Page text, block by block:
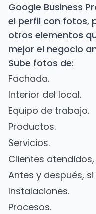
Google Business
el perfil con fotos,
otros elementos
mejor el negocio
Sube fotos de:
Fachada.
Interior del local.
Equipo de trabajo.
Productos.
Servicios.
Clientes
Antes y después,
Instalaciones.
Procesos.